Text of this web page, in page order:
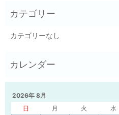
カテゴリーなし
2026年 8月
日
月 火 水